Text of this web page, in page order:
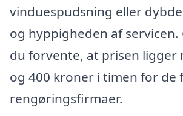
vinduespudsning eller
og hyppigheden af servicen.
du forvente, at prisen ligger
og 400 kroner i timen for de
rengøringsfirmaer.